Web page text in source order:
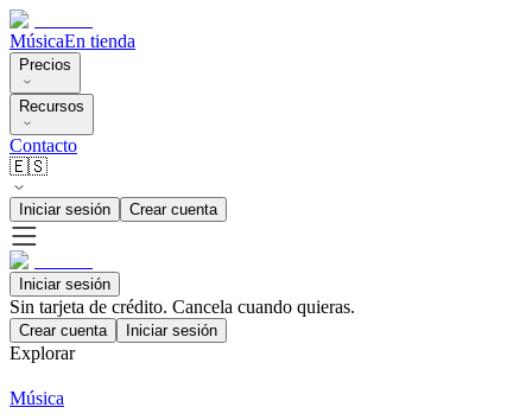
MúsicaEn tienda
Precios
Recursos
Contacto
🇪🇸
Iniciar sesión Crear cuenta
Iniciar sesión
Sin tarjeta de crédito. Cancela cuando quieras.
Crear cuenta Iniciar sesión
Explorar
Música